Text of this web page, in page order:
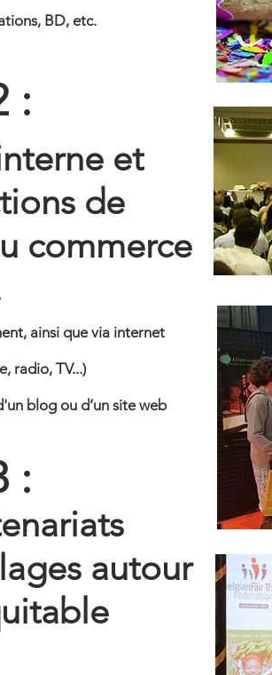
BD, etc.
:
et
de
commerce
ainsi que via internet
radio, TV...)
blog ou d’un site web
:
autour